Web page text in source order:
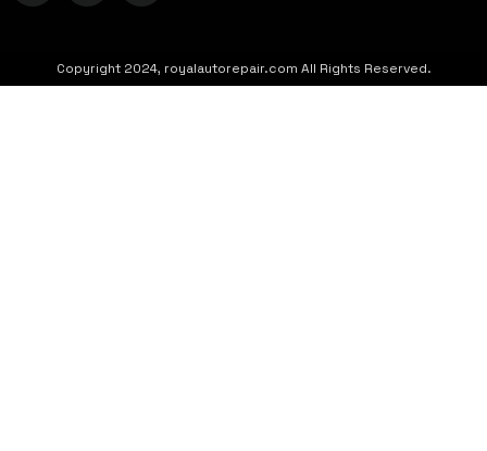
Copyright 2024, royalautorepair.com All Rights Reserved.